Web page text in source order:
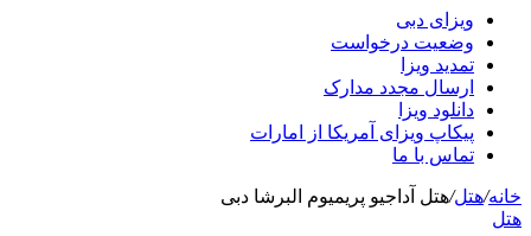
ویزای دبی
وضعیت درخواست
تمدید ویزا
ارسال مجدد مدارک
دانلود ویزا
پیکاپ ویزای آمریکا از امارات
تماس با ما
خانه/هتل/هتل آداجیو پریمیوم البرشا دبی
هتل